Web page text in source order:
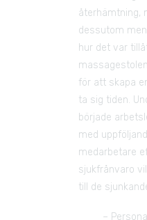
återhämtning,
dessutom
hur det var
för att skapa
ta sig tiden.
började
med
medarbetare
sjukfrånvaro
till de
–